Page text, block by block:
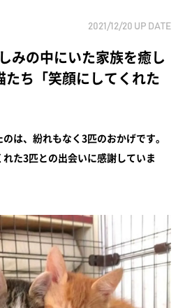
2021/12/20 UP DATE
みの中にいた家族を癒し
たち「笑顔にしてくれた
は、紛れもなく3匹のおかげです。
た3匹との出会いに感謝していま